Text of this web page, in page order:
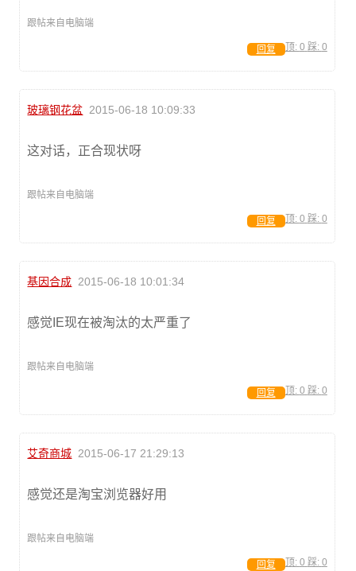
跟帖来自电脑端
顶: 0 踩: 0
回复
玻璃钢花盆 2015-06-18 10:09:33
这对话，正合现状呀
跟帖来自电脑端
顶: 0 踩: 0
回复
基因合成 2015-06-18 10:01:34
感觉IE现在被淘汰的太严重了
跟帖来自电脑端
顶: 0 踩: 0
回复
艾奇商城 2015-06-17 21:29:13
感觉还是淘宝浏览器好用
跟帖来自电脑端
顶: 0 踩: 0
回复